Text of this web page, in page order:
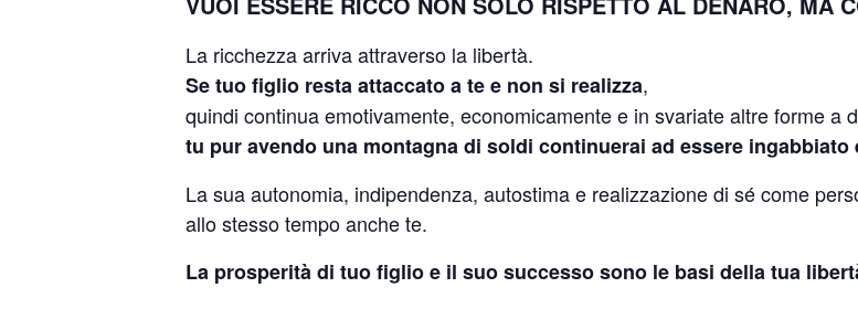
La ricchezza arriva attraverso la libertà.
Se tuo figlio resta attaccato a te e non si realizza,
quindi continua emotivamente, economicamente e in svariate altre forme a
tu pur avendo una montagna di soldi continuerai ad essere
La sua autonomia, indipendenza, autostima e realizzazione di sé come
allo stesso tempo anche te.
La prosperità di tuo figlio e il suo successo sono le basi della tua